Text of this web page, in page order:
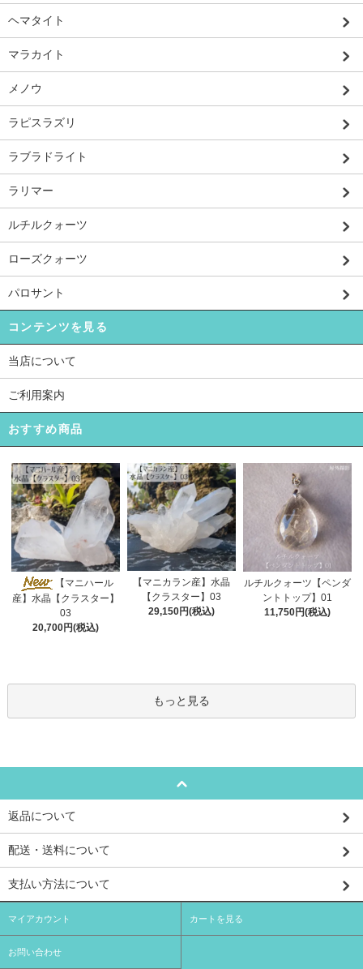
ヘマタイト
マラカイト
メノウ
ラピスラズリ
ラブラドライト
ラリマー
ルチルクォーツ
ローズクォーツ
パロサント
コンテンツを見る
当店について
ご利用案内
おすすめ商品
【マニハール
産】水晶【クラスター】
03
20,700円(税込)
【マニカラン産】水晶
【クラスター】03
29,150円(税込)
ルチルクォーツ【ペンダ
ントトップ】01
11,750円(税込)
もっと見る
返品について
配送・送料について
支払い方法について
マイアカウント カートを見る
お問い合わせ